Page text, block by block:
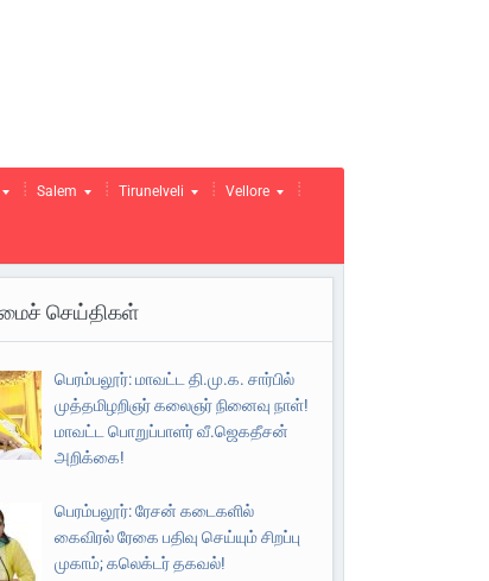
Salem Tirunelveli Vellore
செய்திகள்
பெரம்பலூர்: மாவட்ட தி.மு.க. சார்பில்
முத்தமிழறிஞர் கலைஞர் நினைவு நாள்!
மாவட்ட பொறுப்பாளர் வீ.ஜெகதீசன்
அறிக்கை!
பெரம்பலூர்: ரேசன் கடைகளில்
கைவிரல் ரேகை பதிவு செய்யும் சிறப்பு
முகாம்; கலெக்டர் தகவல்!